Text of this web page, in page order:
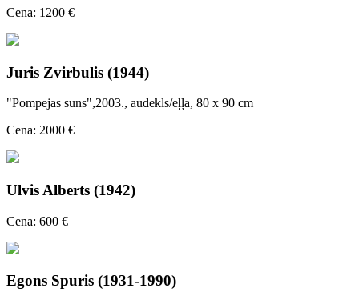
Cena: 1200 €
Juris Zvirbulis (1944)
"Pompejas suns",2003., audekls/eļļa, 80 x 90 cm
Cena: 2000 €
Ulvis Alberts (1942)
Cena: 600 €
Egons Spuris (1931-1990)